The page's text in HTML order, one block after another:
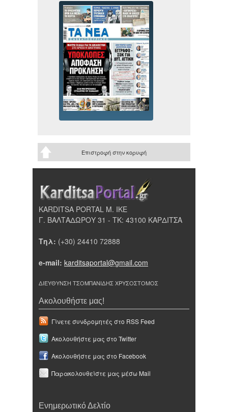
Επιστροφή στην κορυφή
KARDITSA PORTAL Μ. ΙΚΕ
Γ. ΒΑΛΤΑΔΩΡΟΥ 31 - ΤΚ: 43100 ΚΑΡΔΙΤΣΑ
Τηλ: (+30) 24410 72888
e-mail: karditsaportal@gmail.com
ΔΙΕΥΘΥΝΣΗ ΤΣΟΜΠΑΝΙΔΗΣ ΧΡΥΣΟΣΤΟΜΟΣ
Ακολουθήστε μας!
Γίνετε συνδρομητές στο RSS Feed
Ακολουθήστε μας στο Twitter
Ακολουθήστε μας στο Facebook
Παρακολουθείστε μας μέσω Mail
Ενημερωτικό Δελτίο